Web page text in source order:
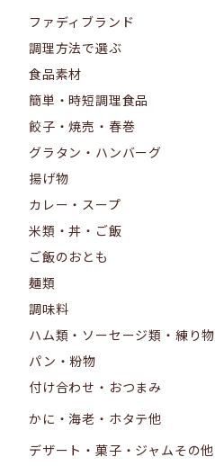
ファディブランド
調理方法で選ぶ
食品素材
簡単・時短調理食品
餃子・焼売・春巻
グラタン・ハンバーグ
揚げ物
カレー・スープ
米類・丼・ご飯
ご飯のおとも
麺類
調味料
ハム類・ソーセージ類・練り物
パン・粉物
付け合わせ・おつまみ
かに・海老・ホタテ他
デザート・菓子・ジャムその他